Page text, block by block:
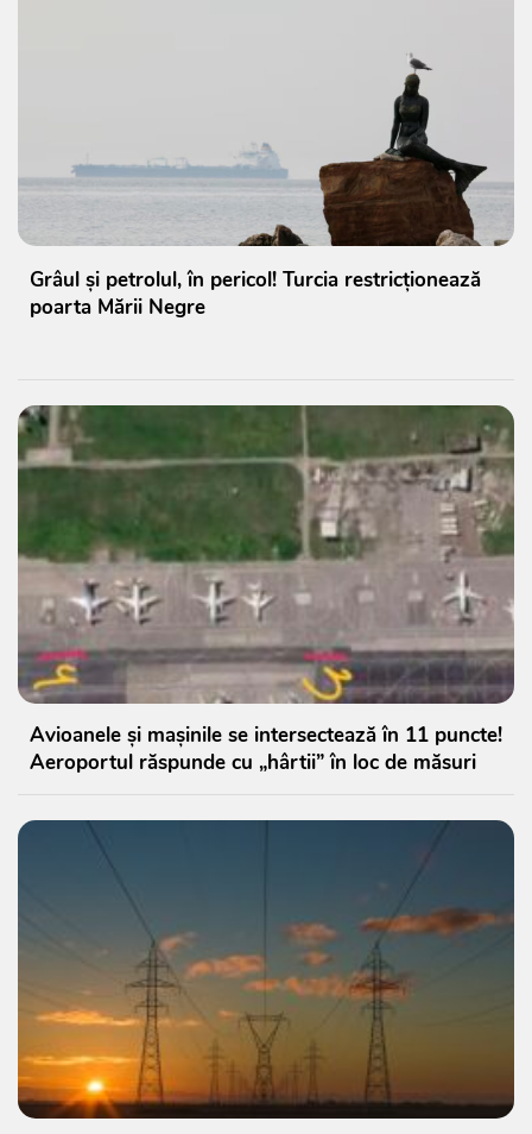
Grâul și petrolul, în pericol! Turcia restricționează
poarta Mării Negre
Avioanele și mașinile se intersectează în 11 puncte!
Aeroportul răspunde cu „hârtii” în loc de măsuri